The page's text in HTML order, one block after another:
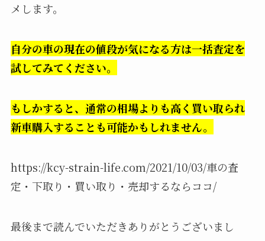
メします。
自分の車の現在の値段が気になる方は一括査定を
試してみてください。
もしかすると、通常の相場よりも高く買い取られ
新車購入することも可能かもしれません。
https://kcy-strain-life.com/2021/10/03/車の査
定・下取り・買い取り・売却するならココ/
最後まで読んでいただきありがとうございまし